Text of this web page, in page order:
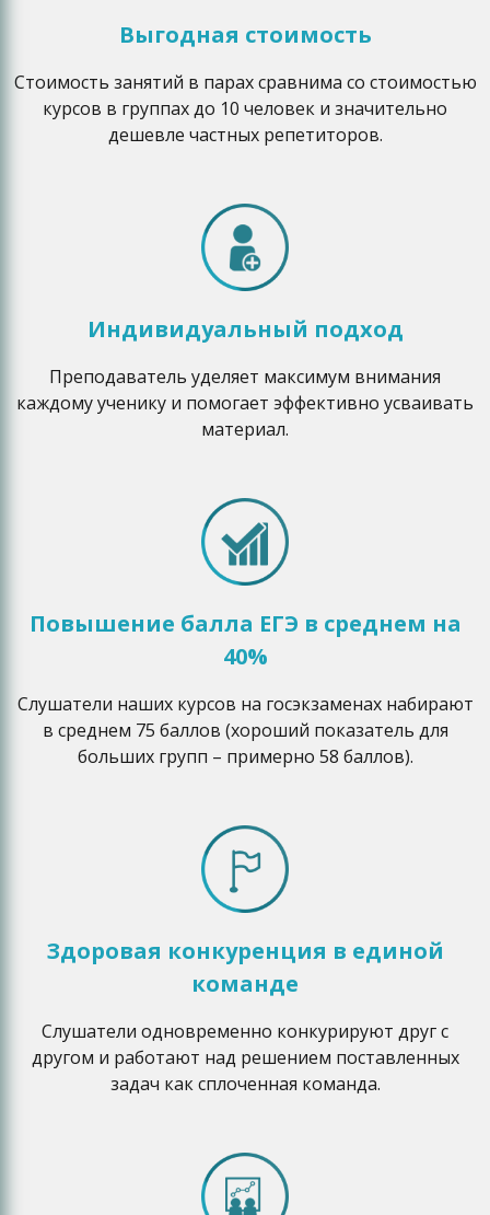
Выгодная стоимость
Стоимость занятий в парах сравнима со стоимостью
курсов в группах до 10 человек и значительно
дешевле частных репетиторов.
Индивидуальный подход
Преподаватель уделяет максимум внимания
каждому ученику и помогает эффективно усваивать
материал.
Повышение балла ЕГЭ в среднем на
40%
Слушатели наших курсов на госэкзаменах набирают
в среднем 75 баллов (хороший показатель для
больших групп – примерно 58 баллов).
Здоровая конкуренция в единой
команде
Слушатели одновременно конкурируют друг с
другом и работают над решением поставленных
задач как сплоченная команда.